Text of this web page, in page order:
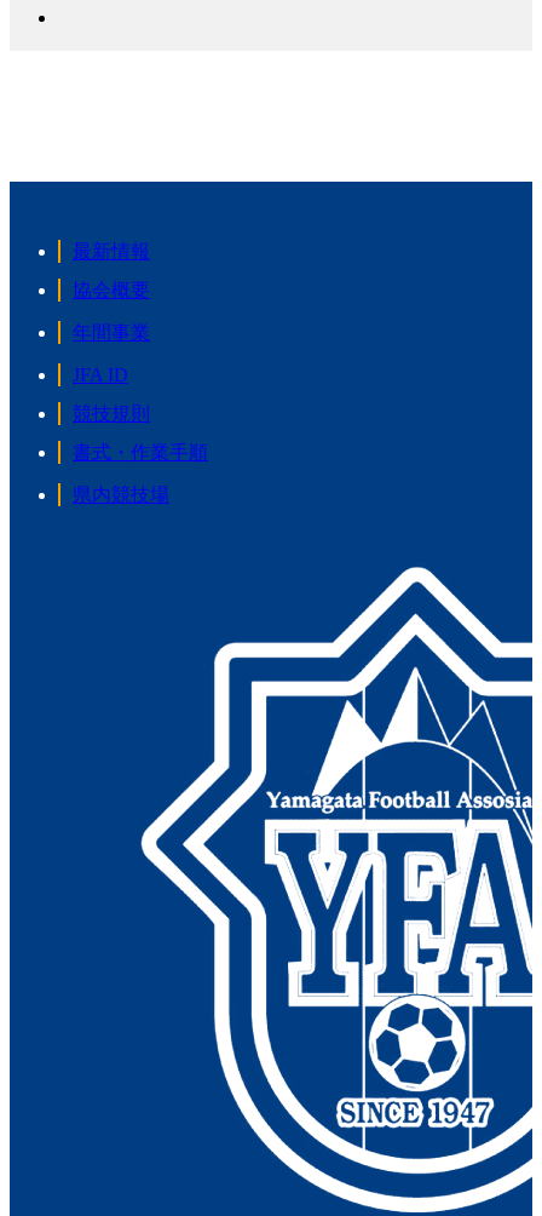
最新情報
協会概要
年間事業
JFA ID
競技規則
書式・作業手順
県内競技場